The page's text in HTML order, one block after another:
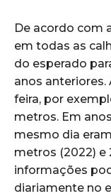
De acordo com
em todas as
do esperado
anos anteriores.
feira, por
metros. Em
mesmo dia
metros (2022) e
informações
diariamente no